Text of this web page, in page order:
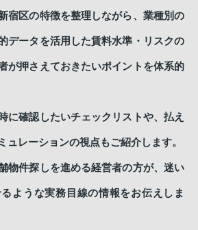
宿区の特徴を整理しながら、業種別の
データを活用した賃料水準・リスクの
が押さえておきたいポイントを体系的
に確認したいチェックリストや、払え
ュレーションの視点もご紹介します。
物件探しを進める経営者の方が、迷い
ような実務目線の情報をお伝えしま